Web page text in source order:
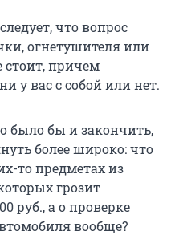
что вопрос
огнетушителя или
стоит, причем
у вас с собой или нет.
было бы и закончить,
более широко: что
то предметах из
грозит
руб., а о проверке
вообще?